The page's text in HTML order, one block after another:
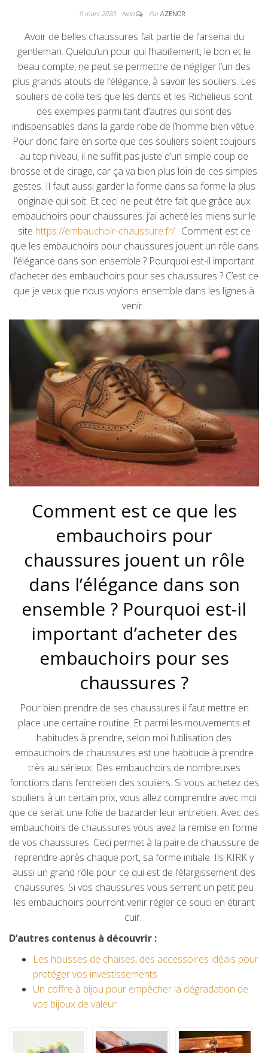
9 mars 2020 Non ParAZENOR
Avoir de belles chaussures fait partie de l’arsenal du
gentleman. Quelqu’un pour qui l’habillement, le bon et le
beau compte, ne peut se permettre de négliger l’un des
plus grands atouts de l’élégance, à savoir les souliers. Les
souliers de colle tels que les dents et les Richelieus sont
des exemples parmi tant d’autres qui sont des
indispensables dans la garde robe de l’homme bien vêtue.
Pour donc faire en sorte que ces souliers soient toujours
au top niveau, il ne suffit pas juste d’un simple coup de
brosse et de cirage, car ça va bien plus loin de ces simples
gestes. Il faut aussi garder la forme dans sa forme la plus
originale qui soit. Et ceci ne peut être fait que grâce aux
embauchoirs pour chaussures. j’ai acheté les miens sur le
site https://embauchoir-chaussure.fr/. Comment est ce
que les embauchoirs pour chaussures jouent un rôle dans
l’élégance dans son ensemble ? Pourquoi est-il important
d’acheter des embauchoirs pour ses chaussures ? C’est ce
que je veux que nous voyions ensemble dans les lignes à
venir.
Comment est ce que les
embauchoirs pour
chaussures jouent un rôle
dans l’élégance dans son
ensemble ? Pourquoi est-il
important d’acheter des
embauchoirs pour ses
chaussures ?
Pour bien prendre de ses chaussures il faut mettre en
place une certaine routine. Et parmi les mouvements et
habitudes à prendre, selon moi l’utilisation des
embauchoirs de chaussures est une habitude à prendre
très au sérieux. Des embauchoirs de nombreuses
fonctions dans l’entretien des souliers. Si vous achetez des
souliers à un certain prix, vous allez comprendre avec moi
que ce serait une folie de bazarder leur entretien. Avec des
embauchoirs de chaussures vous avez la remise en forme
de vos chaussures. Ceci permet à la paire de chaussure de
reprendre après chaque port, sa forme initiale. Ils KIRK y
aussi un grand rôle pour ce qui est de l’élargissement des
chaussures. Si vos chaussures vous serrent un petit peu
les embauchoirs pourront venir régler ce souci en étirant
cuir.
D’autres contenus à découvrir :
Les housses de chaises, des accessoires idéals pour
protéger vos investissements
Un coffre à bijou pour empêcher la dégradation de
vos bijoux de valeur